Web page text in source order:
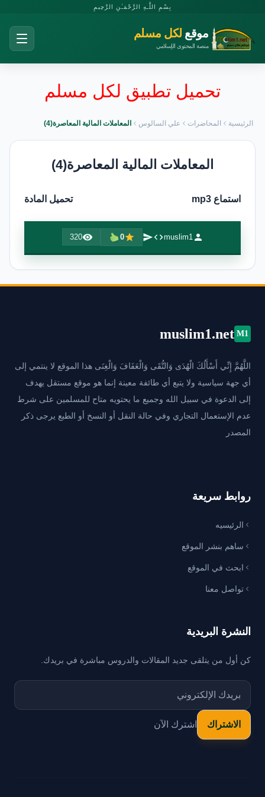
بِسْمِ اللَّـهِ الرَّحْمَـٰنِ الرَّحِيمِ
موقع لكل مسلم
منصة المحتوى الإسلامي
تحميل تطبيق لكل مسلم
الرئيسية المحاضرات علي السالوس المعاملات المالية المعاصرة(4)
المعاملات المالية المعاصرة(4)
استماع mp3 تحميل المادة
muslim1
0
320
M1
muslim1.net
اللَّهُمَّ إِنِّي أَسْأَلُكَ الْهُدَى وَالتُّقَى وَالْعَفَافَ وَالْغِنَى هذا الموقع لا ينتمي إلى
أي جهة سياسية ولا يتبع أي طائفة معينة إنما هو موقع مستقل يهدف
إلى الدعوة في سبيل الله وجميع ما يحتويه متاح للمسلمين على شرط
عدم الإستعمال التجاري وفي حالة النقل أو النسخ أو الطبع يرجى ذكر
المصدر
روابط سريعة
الرئيسيه
ساهم بنشر الموقع
ابحث في الموقع
تواصل معنا
النشرة البريدية
كن أول من يتلقى جديد المقالات والدروس مباشرة في بريدك.
اشترك الآن